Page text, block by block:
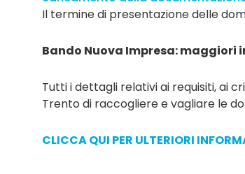
Il termine di presentazione delle
Bando Nuova Impresa: maggiori
Tutti i dettagli relativi ai requisiti, ai
Trento di raccogliere e vagliare le
CLICCA QUI PER ULTERIORI